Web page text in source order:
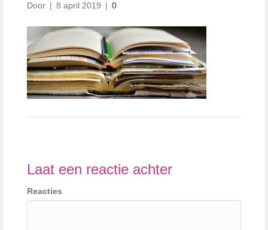
Door | 8 april 2019 | 0
Laat een reactie achter
Reacties